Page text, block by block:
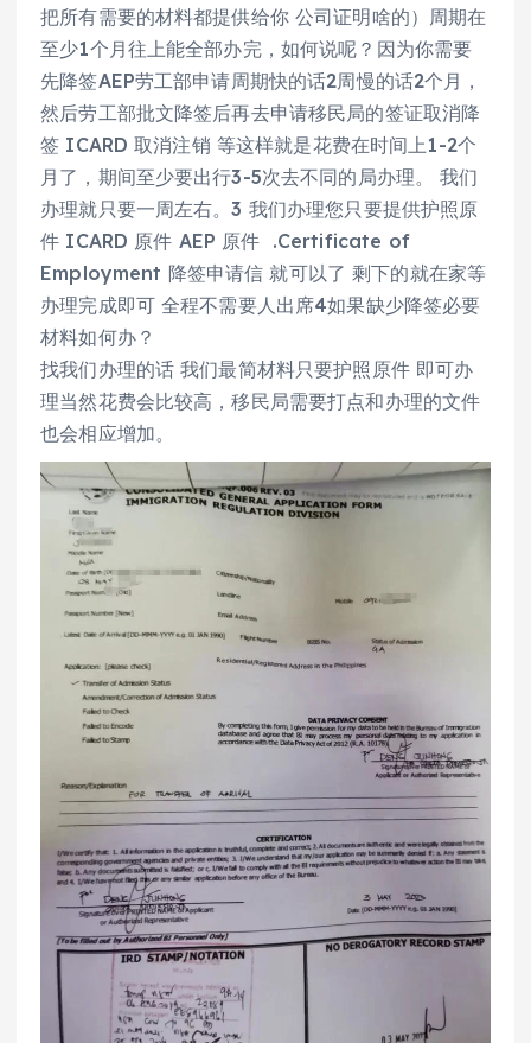
把所有需要的材料都提供给你 公司证明啥的）周期在
至少1个月往上能全部办完，如何说呢？因为你需要
先降签AEP劳工部申请周期快的话2周慢的话2个月，
然后劳工部批文降签后再去申请移民局的签证取消降
签 ICARD 取消注销 等这样就是花费在时间上1-2个
月了，期间至少要出行3-5次去不同的局办理。 我们
办理就只要一周左右。3 我们办理您只要提供护照原
件 ICARD 原件 AEP 原件 .Certificate of
Employment 降签申请信 就可以了 剩下的就在家等
办理完成即可 全程不需要人出席4如果缺少降签必要
材料如何办？
找我们办理的话 我们最简材料只要护照原件 即可办
理当然花费会比较高，移民局需要打点和办理的文件
也会相应增加。